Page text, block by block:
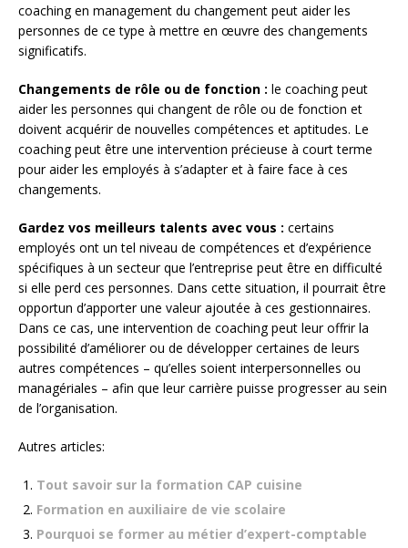
coaching en management du changement peut aider les
personnes de ce type à mettre en œuvre des changements
significatifs.
Changements de rôle ou de fonction : le coaching peut
aider les personnes qui changent de rôle ou de fonction et
doivent acquérir de nouvelles compétences et aptitudes. Le
coaching peut être une intervention précieuse à court terme
pour aider les employés à s’adapter et à faire face à ces
changements.
Gardez vos meilleurs talents avec vous : certains
employés ont un tel niveau de compétences et d’expérience
spécifiques à un secteur que l’entreprise peut être en difficulté
si elle perd ces personnes. Dans cette situation, il pourrait être
opportun d’apporter une valeur ajoutée à ces gestionnaires.
Dans ce cas, une intervention de coaching peut leur offrir la
possibilité d’améliorer ou de développer certaines de leurs
autres compétences – qu’elles soient interpersonnelles ou
managériales – afin que leur carrière puisse progresser au sein
de l’organisation.
Autres articles:
Tout savoir sur la formation CAP cuisine
Formation en auxiliaire de vie scolaire
Pourquoi se former au métier d’expert-comptable